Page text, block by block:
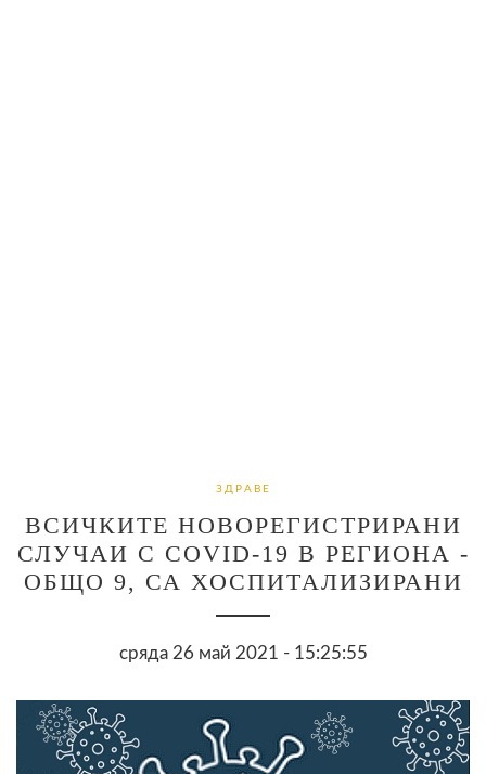
ЗДРАВЕ
ВСИЧКИТЕ НОВОРЕГИСТРИРАНИ
СЛУЧАИ С COVID-19 В РЕГИОНА -
ОБЩО 9, СА ХОСПИТАЛИЗИРАНИ
сряда 26 май 2021 - 15:25:55